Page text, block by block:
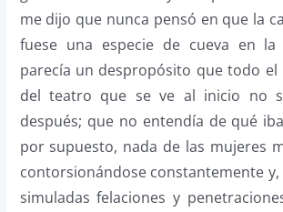
me dijo que nunca pensó en que la
fuese una especie de cueva en
parecía un despropósito que todo el
del teatro que se ve al inicio no
después; que no entendía de qué
por supuesto, nada de las mujeres
contorsionándose constantemente y,
simuladas felaciones y